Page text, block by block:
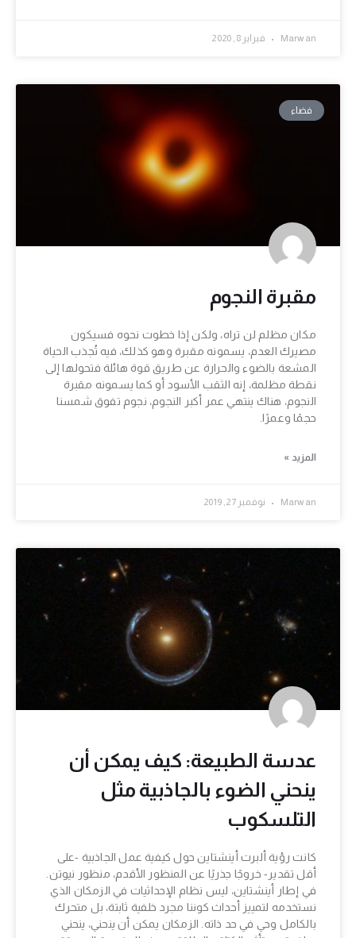
Marwan فبراير 8, 2020
فضاء
مقبرة النجوم
مكان مظلم لن تراه، ولكن إذا خطوت نحوه فسيكون
مصيرك العدم، يسمونه مقبرة وهو كذلك، فيه تُجذب الحياة
المشعة بالضوء والحرارة عن طريق قوة هائلة فتحولها إلى
نقطة مظلمة، إنه الثقب الأسود أو كما يسمونه مقبرة
النجوم، هناك ينتهي عمر أكبر النجوم، نجوم تفوق شمسنا
حجمًا وعمرًا.
المزيد »
Marwan نوفمبر 27, 2019
عدسة الطبيعة: كيف يمكن أن
ينحني الضوء بالجاذبية مثل
التلسكوب
كانت رؤية ألبرت أينشتاين حول كيفية عمل الجاذبية -على
أقل تقدير- خروجًا جذريًا عن المنظور الأقدم، منظور نيوتن.
في إطار أينشتاين، ليس نظام الإحداثيات في الزمكان الذي
نستخدمه لتمييز أحداث كوننا مجرد خلفية ثابتة، بل متحرك
بالكامل وحي في حد ذاته. الزمكان يمكن أن ينحني، ينحني